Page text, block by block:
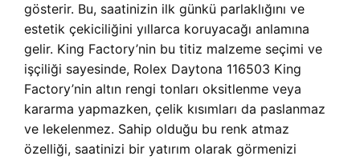
gösterir. Bu, saatinizin ilk günkü parlaklığını ve
estetik çekiciliğini yıllarca koruyacağı anlamına
gelir. King Factory’nin bu titiz malzeme seçimi ve
işçiliği sayesinde, Rolex Daytona 116503 King
Factory’nin altın rengi tonları oksitlenme veya
kararma yapmazken, çelik kısımları da paslanmaz
ve lekelenmez. Sahip olduğu bu renk atmaz
özelliği, saatinizi bir yatırım olarak görmenizi